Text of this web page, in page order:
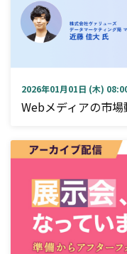
2026年01月01日 (木)
Webメディアの市